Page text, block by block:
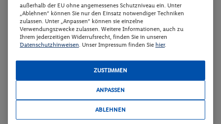
Gesamt 761 €
Veranstalter:DERTOUR Deutschland
GmbH
Weitere Informationen des
30.09. - 05.10.2026
Ab/ bis Leipzig/Halle (DE) Flugdetails anzeigen
außerhalb der EU ohne angemessenes Schutzniveau ein. Unter
„Ablehnen“ können Sie nur den Einsatz notwendiger Techniken
zulassen. Unter „Anpassen“ können sie einzelne
Verwendungszwecke zulassen. Weitere Informationen, auch zu
Ihrem jederzeitigen Widerrufsrecht, finden Sie in unseren
Datenschutzhinweisen . Unser Impressum finden Sie hier.
ZUSTIMMEN
ANPASSEN
ABLEHNEN